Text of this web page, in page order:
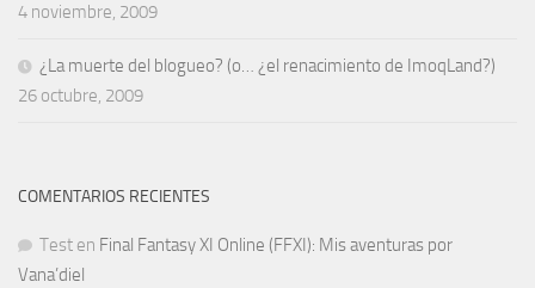
4 noviembre, 2009
¿La muerte del blogueo? (o… ¿el renacimiento de ImoqLand?)
26 octubre, 2009
COMENTARIOS RECIENTES
Test en Final Fantasy XI Online (FFXI): Mis aventuras por
Vana’diel